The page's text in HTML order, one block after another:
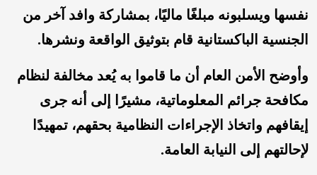
نفسها ويسلبونه مبلغًا ماليًا، بمشاركة وافد آخر من
الجنسية الباكستانية قام بتوثيق الواقعة ونشرها.
وأوضح الأمن العام أن ما قاموا به يُعد مخالفة لنظام
مكافحة جرائم المعلوماتية، مشيرًا إلى أنه جرى
إيقافهم واتخاذ الإجراءات النظامية بحقهم، تمهيدًا
لإحالتهم إلى النيابة العامة.